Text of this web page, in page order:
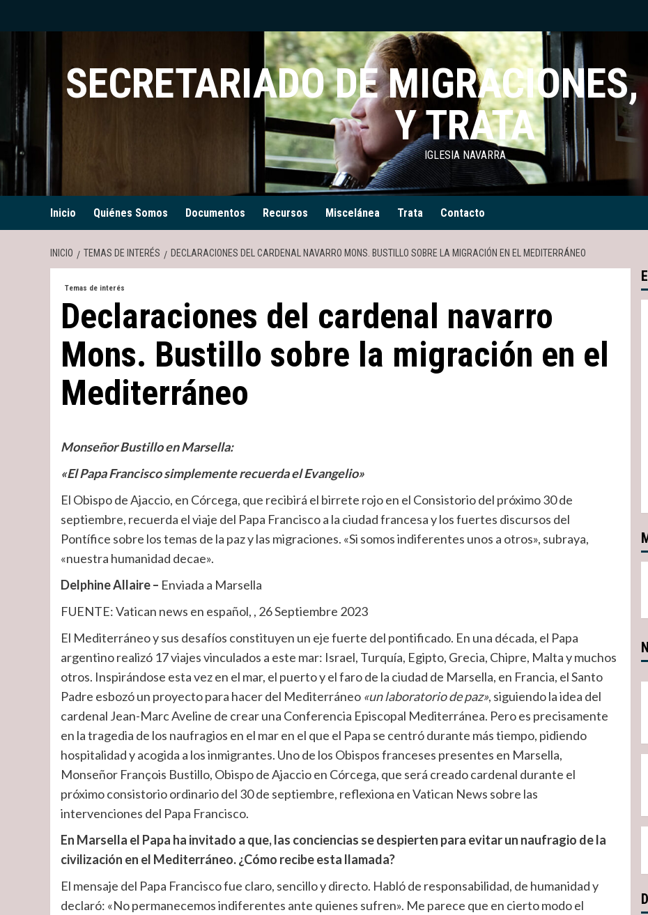
SECRETARIADO DE
Y TRATA
IGLESIA NAVARRA
Inicio Quiénes Somos Documentos Recursos Miscelánea Trata Contacto
INICIO TEMAS DE INTERÉS DECLARACIONES DEL CARDENAL NAVARRO MONS. BUSTILLO SOBRE LA MIGRACIÓN EN EL MEDITERRÁNEO
Temas de interés
Declaraciones del cardenal navarro
Mons. Bustillo sobre la migración en el
Mediterráneo
Monseñor Bustillo en Marsella:
«El Papa Francisco simplemente recuerda el Evangelio»
El Obispo de Ajaccio, en Córcega, que recibirá el birrete rojo en el Consistorio del próximo 30 de
septiembre, recuerda el viaje del Papa Francisco a la ciudad francesa y los fuertes discursos del
Pontífice sobre los temas de la paz y las migraciones. «Si somos indiferentes unos a otros», subraya,
«nuestra humanidad decae».
Delphine Allaire – Enviada a Marsella
FUENTE: Vatican news en español, , 26 Septiembre 2023
El Mediterráneo y sus desafíos constituyen un eje fuerte del pontificado. En una década, el Papa
argentino realizó 17 viajes vinculados a este mar: Israel, Turquía, Egipto, Grecia, Chipre, Malta y muchos
otros. Inspirándose esta vez en el mar, el puerto y el faro de la ciudad de Marsella, en Francia, el Santo
Padre esbozó un proyecto para hacer del Mediterráneo «un laboratorio de paz», siguiendo la idea del
cardenal Jean-Marc Aveline de crear una Conferencia Episcopal Mediterránea. Pero es precisamente
en la tragedia de los naufragios en el mar en el que el Papa se centró durante más tiempo, pidiendo
hospitalidad y acogida a los inmigrantes. Uno de los Obispos franceses presentes en Marsella,
Monseñor François Bustillo, Obispo de Ajaccio en Córcega, que será creado cardenal durante el
próximo consistorio ordinario del 30 de septiembre, reflexiona en Vatican News sobre las
intervenciones del Papa Francisco.
En Marsella el Papa ha invitado a que, las conciencias se despierten para evitar un naufragio de la
civilización en el Mediterráneo. ¿Cómo recibe esta llamada?
El mensaje del Papa Francisco fue claro, sencillo y directo. Habló de responsabilidad, de humanidad y
declaró: «No permanecemos indiferentes ante quienes sufren». Me parece que en cierto modo el
Miscelánea